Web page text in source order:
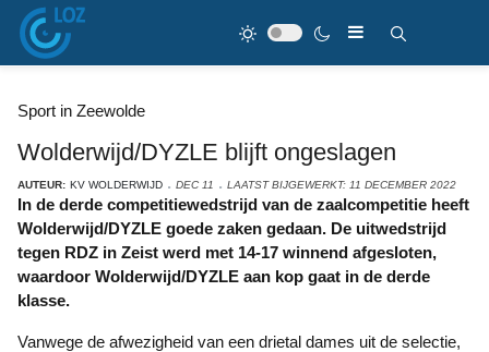
Sport in Zeewolde
Wolderwijd/DYZLE blijft ongeslagen
AUTEUR: KV WOLDERWIJD DEC 11 LAATST BIJGEWERKT: 11 DECEMBER 2022
In de derde competitiewedstrijd van de zaalcompetitie heeft
Wolderwijd/DYZLE goede zaken gedaan. De uitwedstrijd
tegen RDZ in Zeist werd met 14-17 winnend afgesloten,
waardoor Wolderwijd/DYZLE aan kop gaat in de derde
klasse.
Vanwege de afwezigheid van een drietal dames uit de selectie,